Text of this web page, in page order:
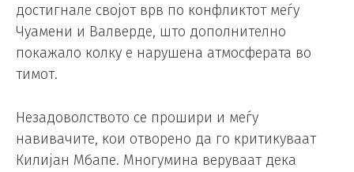
достигнале својот врв по конфликтот меѓу
Чуамени и Валверде, што дополнително
покажало колку е нарушена атмосферата во
тимот.
Незадоволството се прошири и меѓу
навивачите, кои отворено да го критикуваат
Килијан Мбапе. Многумина веруваат дека